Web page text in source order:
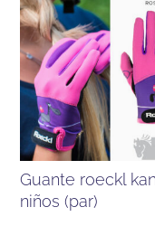
guante roeckl kansas
niños (par)